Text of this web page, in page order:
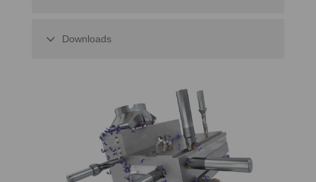
Downloads